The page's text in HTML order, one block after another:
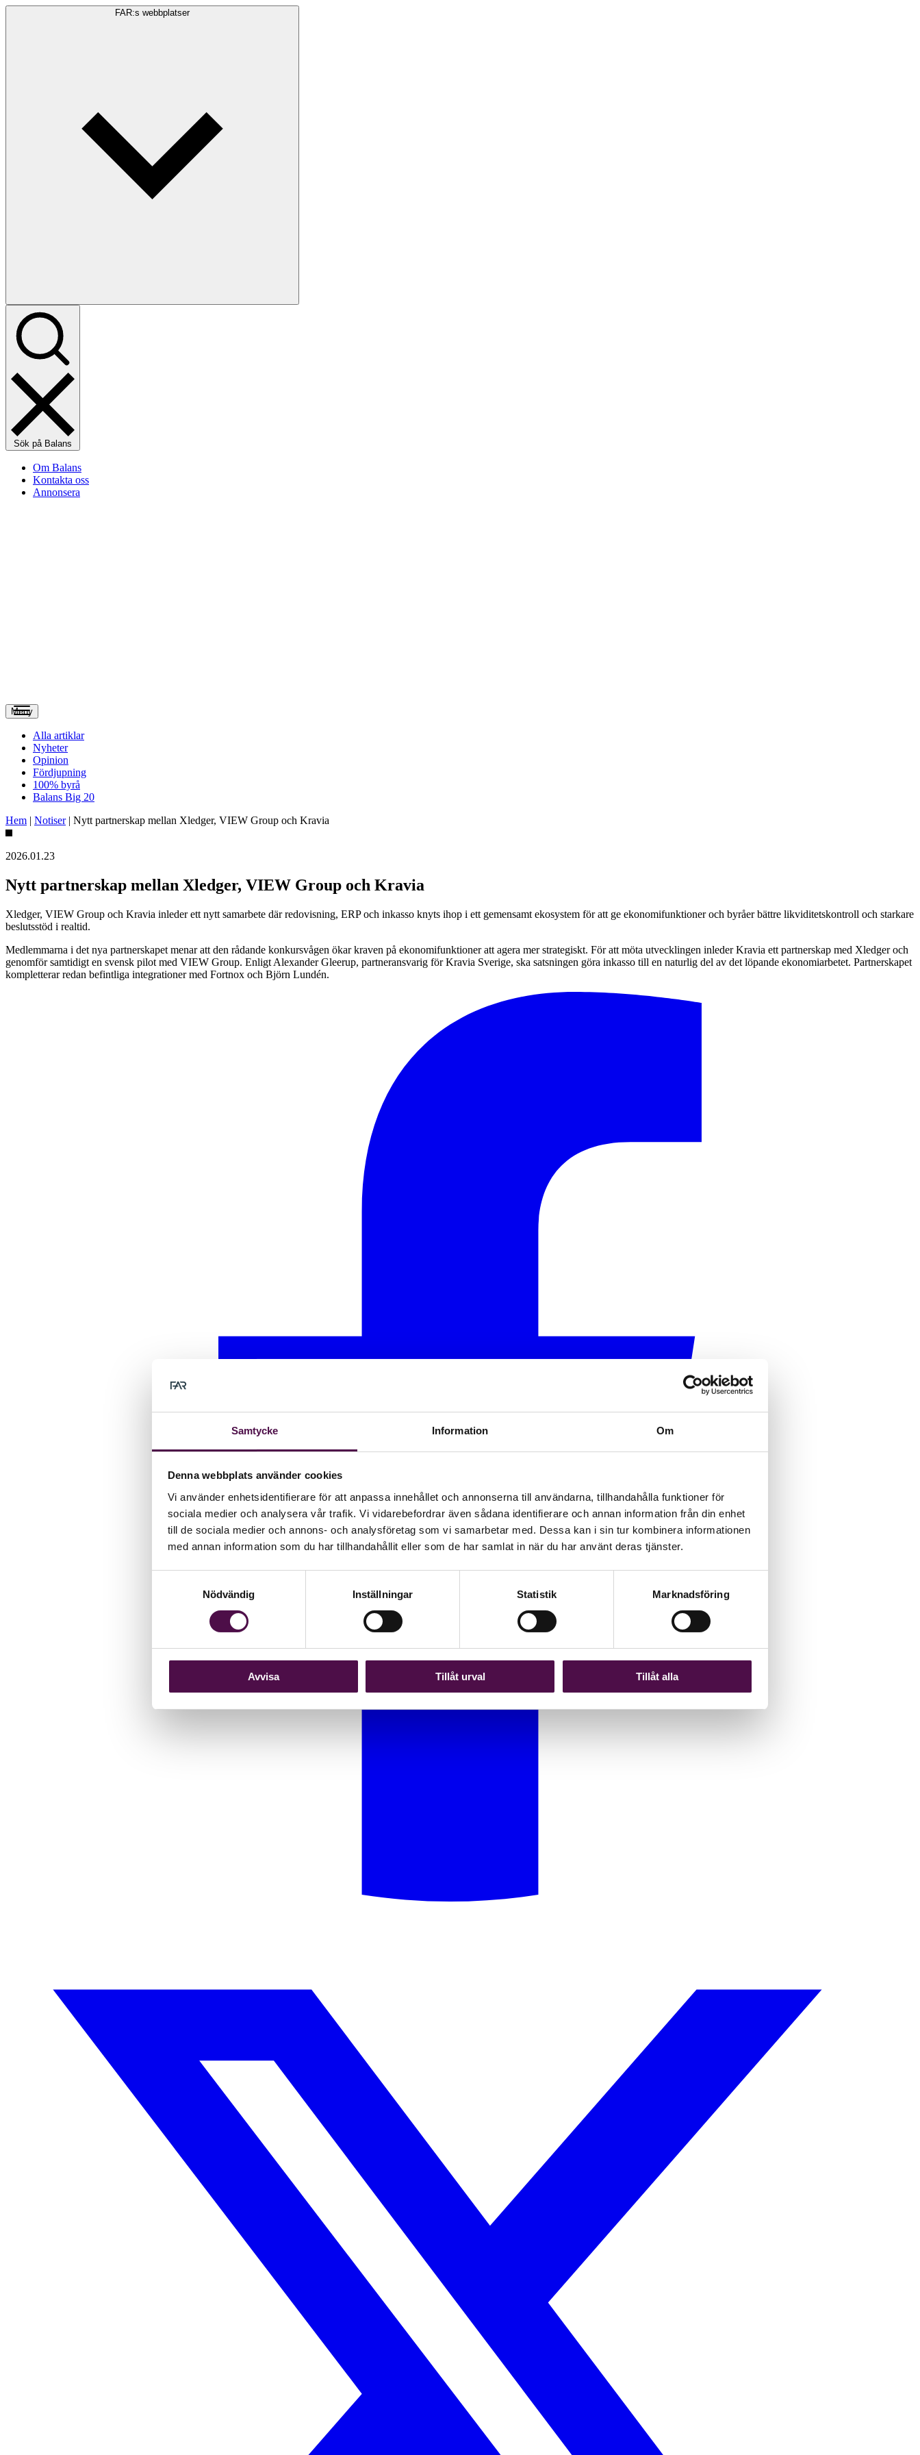
Samtycke Information Om
Denna webbplats använder cookies
Vi använder enhetsidentifierare för att anpassa innehållet och annonserna till användarna, tillhandahålla funktioner för
sociala medier och analysera vår trafik. Vi vidarebefordrar även sådana identifierare och annan information från din enhet
till de sociala medier och annons- och analysföretag som vi samarbetar med. Dessa kan i sin tur kombinera informationen
med annan information som du har tillhandahållit eller som de har samlat in när du har använt deras tjänster.
Nödvändig
Inställningar Statistik Marknadsföring
Avvisa Tillåt urval Tillåt alla
FAR:s webbplatser
Sök på Balans
Om Balans
Kontakta oss
Annonsera
Meny
Alla artiklar
Nyheter
Opinion
Fördjupning
100% byrå
Balans Big 20
Hem | Notiser| Nytt partnerskap mellan Xledger, VIEW Group och Kravia
2026.01.23
Nytt partnerskap mellan Xledger, VIEW Group och Kravia
Xledger, VIEW Group och Kravia inleder ett nytt samarbete där redovisning, ERP och inkasso knyts ihop i ett gemensamt ekosystem för att ge ekonomifunktioner och byråer bättre likviditetskontroll och starkare
beslutsstöd i realtid.
Medlemmarna i det nya partnerskapet menar att den rådande konkursvågen ökar kraven på ekonomifunktioner att agera mer strategiskt. För att möta utvecklingen inleder Kravia ett partnerskap med Xledger och
genomför samtidigt en svensk pilot med VIEW Group. Enligt Alexander Gleerup, partneransvarig för Kravia Sverige, ska satsningen göra inkasso till en naturlig del av det löpande ekonomiarbetet. Partnerskapet
kompletterar redan befintliga integrationer med Fortnox och Björn Lundén.